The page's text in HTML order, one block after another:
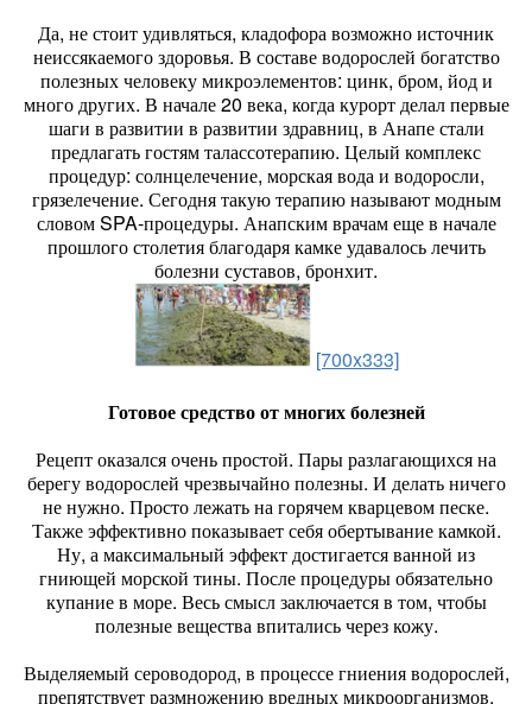
Да, не стоит удивляться, кладофора возможно источник
неиссякаемого здоровья. В составе водорослей богатство
полезных человеку микроэлементов: цинк, бром, йод и
много других. В начале 20 века, когда курорт делал первые
шаги в развитии в развитии здравниц, в Анапе стали
предлагать гостям талассотерапию. Целый комплекс
процедур: солнцелечение, морская вода и водоросли,
грязелечение. Сегодня такую терапию называют модным
словом SPA-процедуры. Анапским врачам еще в начале
прошлого столетия благодаря камке удавалось лечить
болезни суставов, бронхит.
[700x333]
Готовое средство от многих болезней
Рецепт оказался очень простой. Пары разлагающихся на
берегу водорослей чрезвычайно полезны. И делать ничего
не нужно. Просто лежать на горячем кварцевом песке.
Также эффективно показывает себя обертывание камкой.
Ну, а максимальный эффект достигается ванной из
гниющей морской тины. После процедуры обязательно
купание в море. Весь смысл заключается в том, чтобы
полезные вещества впитались через кожу.
Выделяемый сероводород, в процессе гниения водорослей,
препятствует размножению вредных микроорганизмов.